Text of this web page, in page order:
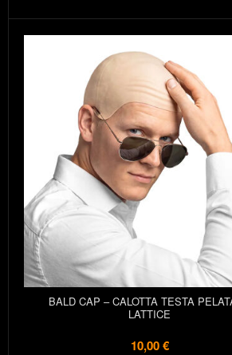
BALD CAP – CALOTTA TESTA
LATTICE
10,00 €